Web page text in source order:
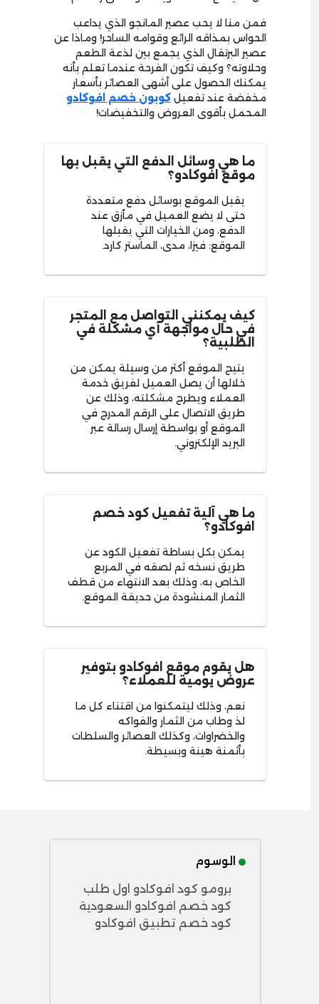
فمن منا لا يحب عصير المانجو الذي يداعب
الحواس بمذاقه الرائع وقوامه الساحر! وماذا عن
عصير البرتقال الذي يجمع بين لذعة الطعم
وحلاوته؟ وكيف تكون الفرحة عندما تعلم بأنه
يمكنك الحصول على أشهى العصائر بأسعار
مخفضة عند تفعيل كوبون خصم افوكادو
المحمل بأقوى العروض والتخفيضات!
ما هي وسائل الدفع التي يقبل بها
موقع افوكادو؟
يقبل الموقع بوسائل دفع متعددة
حتى لا يضع العميل في مأزق عند
الدفع، ومن الخيارات التي يقبلها
الموقع: فيزا، مدى، الماستر كارد.
كيف يمكنني التواصل مع المتجر
في حال مواجهة أي مشكلة في
الطلبية؟
يتيح الموقع أكثر من وسيلة يمكن من
خلالها أن يصل العميل لفريق خدمة
العملاء ويطرح مشكلته، وذلك عن
طريق الاتصال على الرقم المدرج في
الموقع أو بواسطة إرسال رسالة عبر
البريد الإلكتروني.
ما هي آلية تفعيل كود خصم
افوكادو؟
يمكن بكل بساطة تفعيل الكود عن
طريق نسخه ثم لصقه في المربع
الخاص به، وذلك بعد الانتهاء من قطف
الثمار المنشودة من حديقة الموقع.
هل يقوم موقع افوكادو بتوفير
عروض يومية للعملاء؟
نعم، وذلك ليتمكنوا من اقتناء كل ما
لذ وطاب من الثمار والفواكه
والخضراوات، وكذلك العصائر والسلطات
بأثمنة هينة وبسيطة.
الوسوم
برومو كود افوكادو اول طلب
كود خصم افوكادو السعودية
كود خصم تطبيق افوكادو